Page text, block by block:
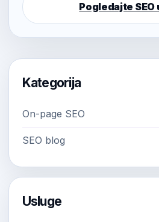
Pogledajte SEO
Kategorija
On-page SEO
SEO blog
Usluge